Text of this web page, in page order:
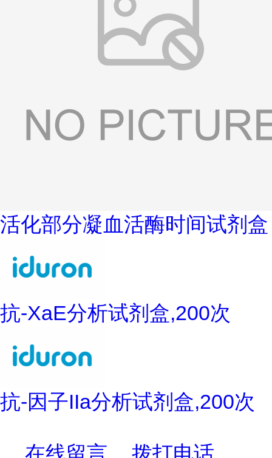
活化部分凝血活酶时间试剂盒
抗-XaE分析试剂盒,200次
抗-因子IIa分析试剂盒,200次
在线留言 拨打电话